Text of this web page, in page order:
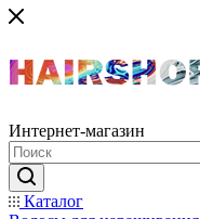
Интернет-магазин
Каталог